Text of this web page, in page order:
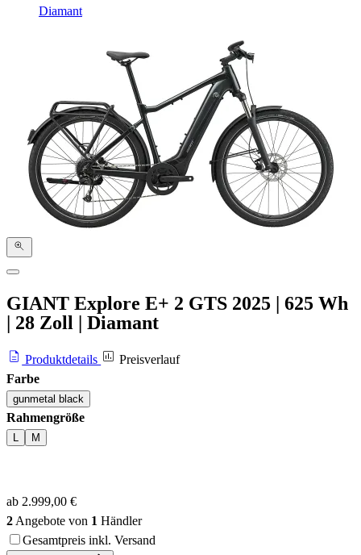
Diamant
GIANT Explore E+ 2 GTS 2025 | 625 Wh
| 28 Zoll | Diamant
Produktdetails
Preisverlauf
Farbe
gunmetal black
Rahmengröße
L M
ab 2.999,00 €
2 Angebote von 1 Händler
Gesamtpreis inkl. Versand